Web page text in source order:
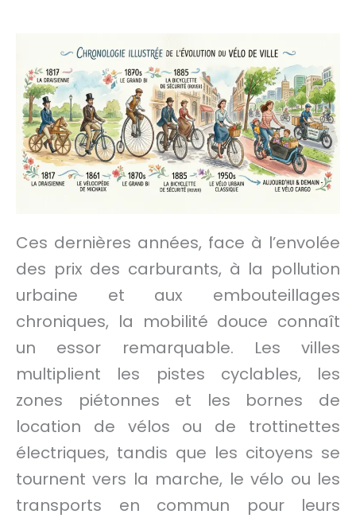
Ces dernières années, face à l’envolée
des prix des carburants, à la pollution
urbaine et aux embouteillages
chroniques, la mobilité douce connaît
un essor remarquable. Les villes
multiplient les pistes cyclables, les
zones piétonnes et les bornes de
location de vélos ou de trottinettes
électriques, tandis que les citoyens se
tournent vers la marche, le vélo ou les
transports en commun pour leurs